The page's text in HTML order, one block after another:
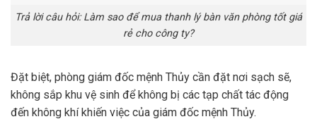
Trả lời câu hỏi: Làm sao để mua thanh lý bàn văn phòng tốt giá
rẻ cho công ty?
Đặt biệt, phòng giám đốc mệnh Thủy cần đặt nơi sạch sẽ,
không sắp khu vệ sinh để không bị các tạp chất tác động
đến không khí khiến việc của giám đốc mệnh Thủy.